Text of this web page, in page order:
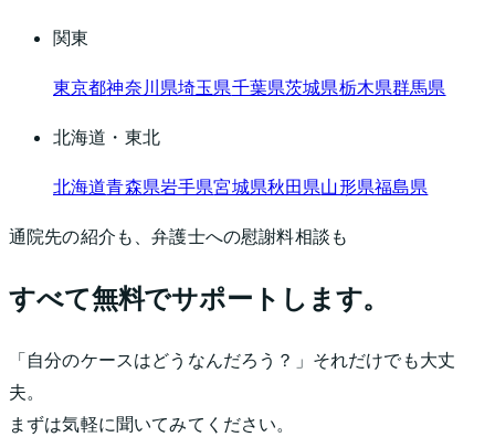
関東
東京都神奈川県埼玉県千葉県茨城県栃木県群馬県
北海道・東北
北海道青森県岩手県宮城県秋田県山形県福島県
通院先の紹介も、弁護士への慰謝料相談も
すべて無料でサポートします。
「自分のケースはどうなんだろう？」それだけでも大丈
夫。
まずは気軽に聞いてみてください。